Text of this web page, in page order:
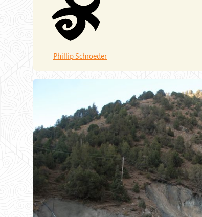
Phillip Schroeder